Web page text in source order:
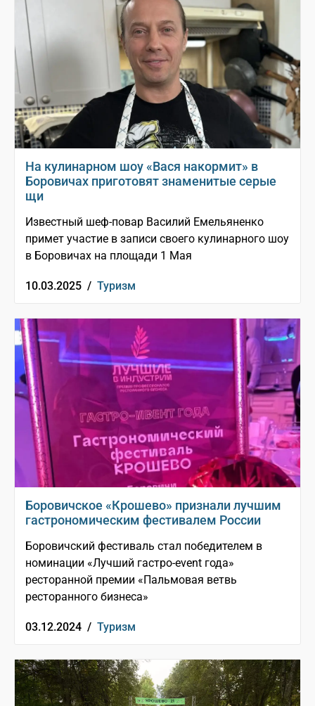
На кулинарном шоу «Вася накормит» в
Боровичах приготовят знаменитые серые
щи
Известный шеф-повар Василий Емельяненко
примет участие в записи своего кулинарного шоу
в Боровичах на площади 1 Мая
10.03.2025 / Туризм
Боровичское «Крошево» признали лучшим
гастрономическим фестивалем России
Боровичский фестиваль стал победителем в
номинации «Лучший гастро-event года»
ресторанной премии «Пальмовая ветвь
ресторанного бизнеса»
03.12.2024 / Туризм